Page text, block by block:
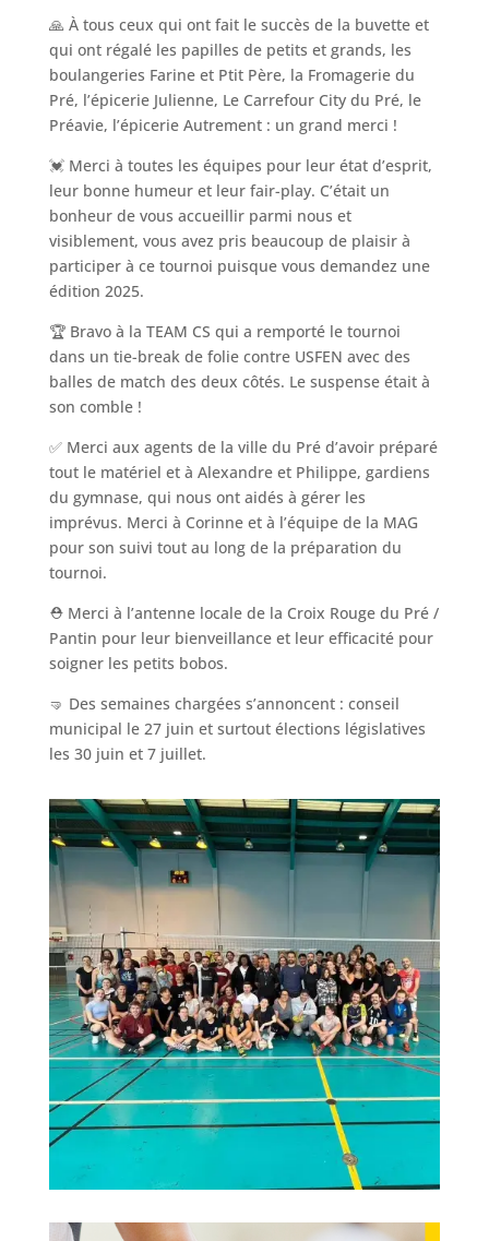
🙏 À tous ceux qui ont fait le succès de la buvette et
qui ont régalé les papilles de petits et grands, les
boulangeries Farine et Ptit Père, la Fromagerie du
Pré, l’épicerie Julienne, Le Carrefour City du Pré, le
Préavie, l’épicerie Autrement : un grand merci !
💓 Merci à toutes les équipes pour leur état d’esprit,
leur bonne humeur et leur fair-play. C’était un
bonheur de vous accueillir parmi nous et
visiblement, vous avez pris beaucoup de plaisir à
participer à ce tournoi puisque vous demandez une
édition 2025.
🏆 Bravo à la TEAM CS qui a remporté le tournoi
dans un tie-break de folie contre USFEN avec des
balles de match des deux côtés. Le suspense était à
son comble !
✅ Merci aux agents de la ville du Pré d’avoir préparé
tout le matériel et à Alexandre et Philippe, gardiens
du gymnase, qui nous ont aidés à gérer les
imprévus. Merci à Corinne et à l’équipe de la MAG
pour son suivi tout au long de la préparation du
tournoi.
⛑️ Merci à l’antenne locale de la Croix Rouge du Pré /
Pantin pour leur bienveillance et leur efficacité pour
soigner les petits bobos.
🤜 Des semaines chargées s’annoncent : conseil
municipal le 27 juin et surtout élections législatives
les 30 juin et 7 juillet.